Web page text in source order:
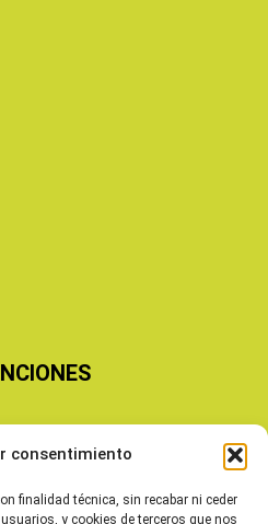
consentimiento
finalidad técnica, sin recabar ni ceder
y cookies de terceros que nos